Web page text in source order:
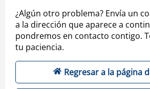
¿Algún otro problema? Envía un
a la dirección que aparece a
pondremos en contacto contigo.
tu paciencia.
Regresar a la página